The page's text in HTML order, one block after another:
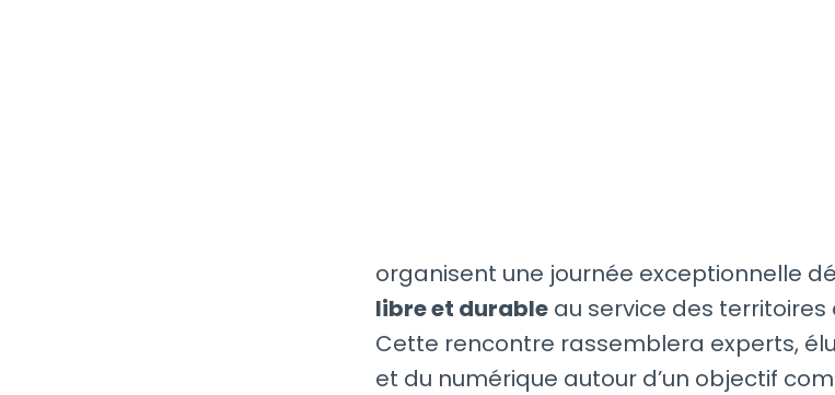
organisent une journée exceptionnelle
libre et durableau service des territoires
Cette rencontre rassemblera experts,
et du numérique autour d’un objectif